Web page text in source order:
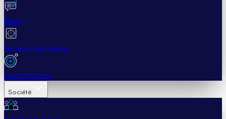
Blogs
Service d'assistance
Cryptohopper+
Société